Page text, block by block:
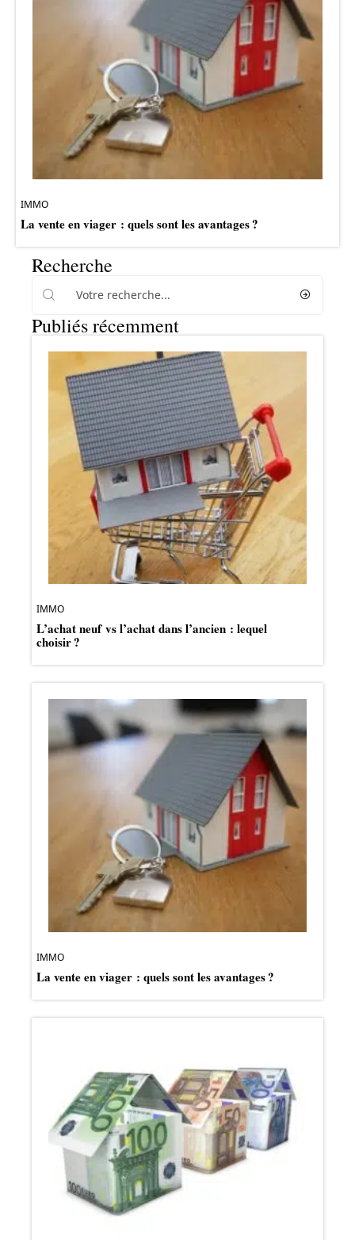
IMMO
La vente en viager : quels sont les avantages ?
Recherche
Publiés récemment
IMMO
L’achat neuf vs l’achat dans l’ancien : lequel
choisir ?
IMMO
La vente en viager : quels sont les avantages ?